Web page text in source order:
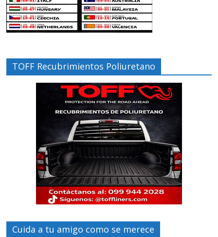
TOFF Recubrimientos Poliuretano
Cuida a tu amigo como se merece